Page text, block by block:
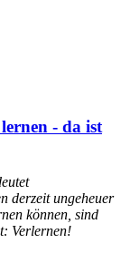
- da ist
derzeit ungeheuer
können, sind
Verlernen!